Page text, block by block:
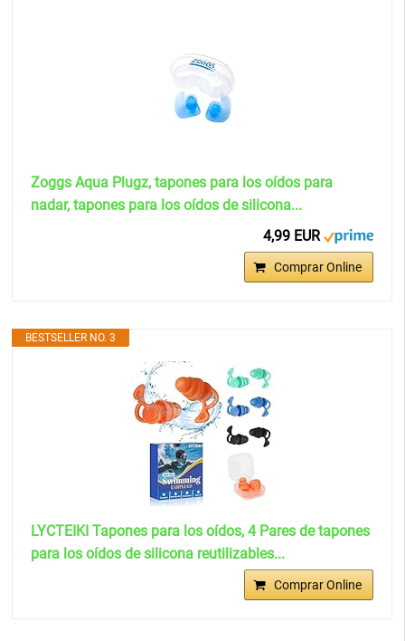
Zoggs Aqua Plugz, tapones para los oídos para
nadar, tapones para los oídos de silicona...
4,99 EUR
Comprar Online
BESTSELLER NO. 3
LYCTEIKI Tapones para los oídos, 4 Pares de tapones
para los oídos de silicona reutilizables...
Comprar Online